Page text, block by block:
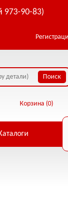
973-90-83)
Корзина (0)